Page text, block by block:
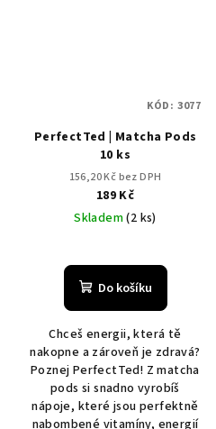
PerfectTed | Matcha Pods
10 ks
156,20 Kč bez DPH
189 Kč
Skladem(2 ks)
Do košíku
Chceš energii, která tě
nakopne a zároveň je zdravá?
Poznej PerfectTed! Z matcha
pods si snadno vyrobíš
nápoje, které jsou perfektně
nabombené vitamíny, energií
KÓD: 3077